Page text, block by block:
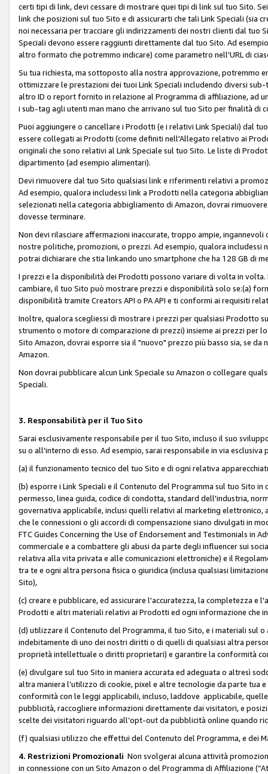
certi tipi di link, devi cessare di mostrare quei tipi di link sul tuo Sito.
link che posizioni sul tuo Sito e di assicurarti che tali Link Speciali
noi necessaria per tracciare gli indirizzamenti dei nostri clienti dal tuo
Speciali devono essere raggiunti direttamente dal tuo Sito. Ad
altro formato che potremmo indicare) come parametro nell'URL di
Su tua richiesta, ma sottoposto alla nostra approvazione,
ottimizzare le prestazioni dei tuoi Link Speciali includendo diversi sub-
altro ID o report fornito in relazione al Programma di affiliazione, ad
i sub-tag agli utenti man mano che arrivano sul tuo Sito per finalità
Puoi aggiungere o cancellare i Prodotti (e i relativi Link Speciali) dal
essere collegati ai Prodotti (come definiti nell'Allegato relativo ai
originali che sono relativi al Link Speciale sul tuo Sito. Le liste di
dipartimento (ad esempio alimentari).
Devi rimuovere dal tuo Sito qualsiasi link e riferimenti relativi a
Ad esempio, qualora includessi link a Prodotti nella categoria
selezionati nella categoria abbigliamento di Amazon, dovrai
dovesse terminare.
Non devi rilasciare affermazioni inaccurate, troppo ampie,
nostre politiche, promozioni, o prezzi. Ad esempio, qualora includessi
potrai dichiarare che stia linkando uno smartphone che ha 128 GB di
I prezzi e la disponibilità dei Prodotti possono variare di volta in
cambiare, il tuo Sito può mostrare prezzi e disponibilità solo se:(a)
disponibilità tramite Creators API o PA API e ti conformi ai requisiti
Inoltre, qualora scegliessi di mostrare i prezzi per qualsiasi Prodotto
strumento o motore di comparazione di prezzi) insieme ai prezzi
Sito Amazon, dovrai esporre sia il "nuovo" prezzo più basso sia, se
Amazon.
Non dovrai pubblicare alcun Link Speciale su Amazon o collegare
Speciali.
3. Responsabilità per il Tuo Sito
Sarai esclusivamente responsabile per il tuo Sito, incluso il suo
su o all'interno di esso. Ad esempio, sarai responsabile in via esclusiva
(a) il funzionamento tecnico del tuo Sito e di ogni relativa
(b) esporre i Link Speciali e il Contenuto del Programma sul tuo Sito in
permesso, linea guida, codice di condotta, standard dell'industria,
governativa applicabile, inclusi quelli relativi al marketing
che le connessioni o gli accordi di compensazione siano divulgati in
FTC Guides Concerning the Use of Endorsement and Testimonials in
commerciale e a combattere gli abusi da parte degli influencer sui
relativa alla vita privata e alle comunicazioni elettroniche) e il
tra te e ogni altra persona fisica o giuridica (inclusa qualsiasi
Sito),
(c) creare e pubblicare, ed assicurare l'accuratezza, la completezza
Prodotti e altri materiali relativi ai Prodotti ed ogni informazione che
(d) utilizzare il Contenuto del Programma, il tuo Sito, e i materiali sul
indebitamente di uno dei nostri diritti o di quelli di qualsiasi altra
proprietà intellettuale o diritti proprietari) e garantire la conformità
(e) divulgare sul tuo Sito in maniera accurata ed adeguata o altresì
altra maniera l’utilizzo di cookie, pixel e altre tecnologie da parte tua
conformità con le leggi applicabili, incluso, laddove applicabile,
pubblicità, raccogliere informazioni direttamente dai visitatori, e
scelte dei visitatori riguardo all’opt-out da pubblicità online quando
(f) qualsiasi utilizzo che effettui del Contenuto del Programma, e dei
4. Restrizioni Promozionali Non svolgerai alcuna attività
in connessione con un Sito Amazon o del Programma di Affiliazione